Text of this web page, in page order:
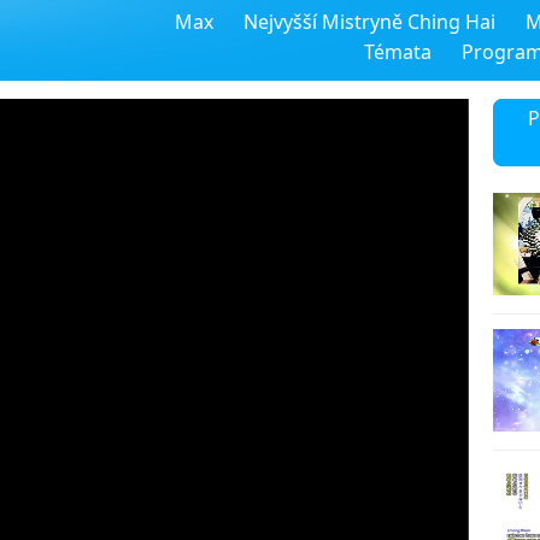
Max Nejvyšší Mistryně Ching Hai
Témata
13
14
15
16